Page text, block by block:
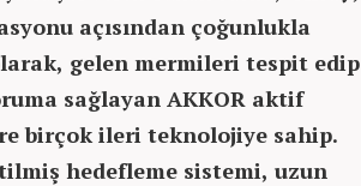
açısından çoğunlukla
gelen mermileri tespit edip
sağlayan AKKOR aktif
birçok ileri teknolojiye sahip.
hedefleme sistemi, uzun